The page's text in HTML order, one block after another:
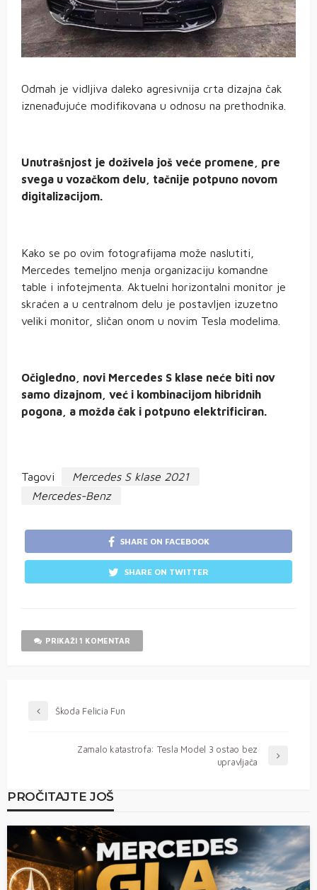
Odmah je vidljiva daleko agresivnija crta dizajna čak
iznenađujuće modifikovana u odnosu na prethodnika.
Unutrašnjost je doživela još veće promene, pre
svega u vozačkom delu, tačnije potpuno novom
digitalizacijom.
Kako se po ovim fotografijama može naslutiti,
Mercedes temeljno menja organizaciju komandne
table i infotejmenta. Aktuelni horizontalni monitor je
skraćen a u centralnom delu je postavljen izuzetno
veliki monitor, sličan onom u novim Tesla modelima.
Očigledno, novi Mercedes S klase neće biti nov
samo dizajnom, već i kombinacijom hibridnih
pogona, a možda čak i potpuno elektrificiran.
Tagovi
Mercedes S klase 2021
Mercedes-Benz
SHARE ON FACEBOOK
SHARE ON TWITTER
PRIKAŽI 1 KOMENTAR
Škoda Felicia Fun
Zamalo katastrofa: Tesla Model 3 ostao bez
upravljača
PROČITAJTE JOŠ